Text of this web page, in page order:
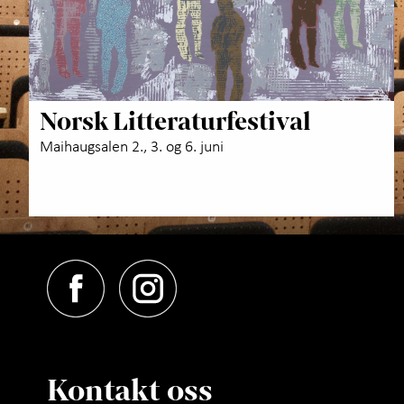
Norsk Litteraturfestival
Maihaugsalen 2., 3. og 6. juni
Kontakt oss